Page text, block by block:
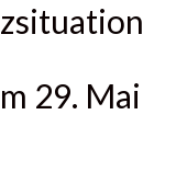
29. Mai